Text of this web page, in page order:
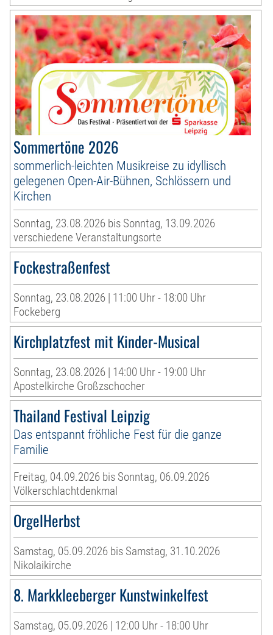
Sommertöne 2026
sommerlich-leichten Musikreise zu idyllisch
gelegenen Open-Air-Bühnen, Schlössern und
Kirchen
Sonntag, 23.08.2026 bis Sonntag, 13.09.2026
verschiedene Veranstaltungsorte
Fockestraßenfest
Sonntag, 23.08.2026 | 11:00 Uhr - 18:00 Uhr
Fockeberg
Kirchplatzfest mit Kinder-Musical
Sonntag, 23.08.2026 | 14:00 Uhr - 19:00 Uhr
Apostelkirche Großzschocher
Thailand Festival Leipzig
Das entspannt fröhliche Fest für die ganze
Familie
Freitag, 04.09.2026 bis Sonntag, 06.09.2026
Völkerschlachtdenkmal
OrgelHerbst
Samstag, 05.09.2026 bis Samstag, 31.10.2026
Nikolaikirche
8. Markkleeberger Kunstwinkelfest
Samstag, 05.09.2026 | 12:00 Uhr - 18:00 Uhr